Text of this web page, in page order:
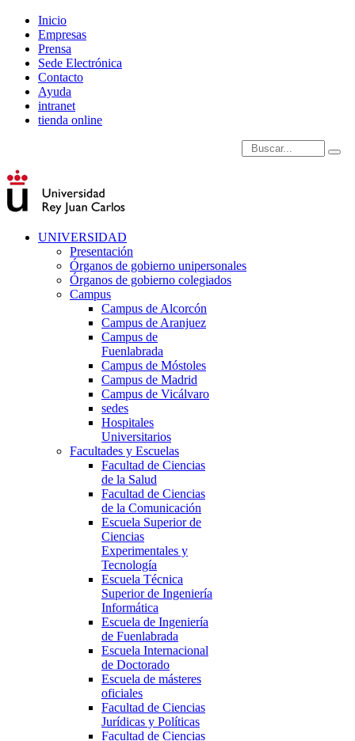
Inicio
Empresas
Prensa
Sede Electrónica
Contacto
Ayuda
intranet
tienda online
Introduce términos de
UNIVERSIDAD
Presentación
Órganos de gobierno unipersonales
Órganos de gobierno colegiados
Campus
Campus de Alcorcón
Campus de Aranjuez
Campus de
Fuenlabrada
Campus de Móstoles
Campus de Madrid
Campus de Vicálvaro
sedes
Hospitales
Universitarios
Facultades y Escuelas
Facultad de Ciencias
de la Salud
Facultad de Ciencias
de la Comunicación
Escuela Superior de
Ciencias
Experimentales y
Tecnología
Escuela Técnica
Superior de Ingeniería
Informática
Escuela de Ingeniería
de Fuenlabrada
Escuela Internacional
de Doctorado
Escuela de másteres
oficiales
Facultad de Ciencias
Jurídicas y Políticas
Facultad de Ciencias